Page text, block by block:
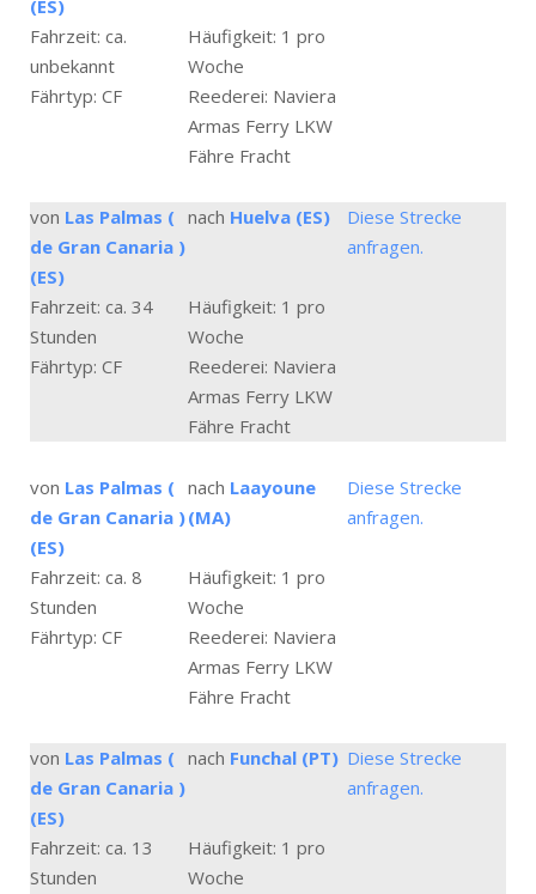
(ES)
Fahrzeit: ca.
unbekannt
Häufigkeit: 1 pro
Woche
Fährtyp: CF
Reederei: Naviera
Armas Ferry LKW
Fähre Fracht
von Las Palmas (
de Gran Canaria )
(ES)
nach Huelva (ES)
Diese Strecke
anfragen.
Fahrzeit: ca. 34
Stunden
Häufigkeit: 1 pro
Woche
Fährtyp: CF
Reederei: Naviera
Armas Ferry LKW
Fähre Fracht
von Las Palmas (
de Gran Canaria )
(ES)
nach Laayoune
(MA)
Diese Strecke
anfragen.
Fahrzeit: ca. 8
Stunden
Häufigkeit: 1 pro
Woche
Fährtyp: CF
Reederei: Naviera
Armas Ferry LKW
Fähre Fracht
von Las Palmas (
de Gran Canaria )
(ES)
nach Funchal (PT) Diese Strecke
anfragen.
Fahrzeit: ca. 13
Stunden
Häufigkeit: 1 pro
Woche